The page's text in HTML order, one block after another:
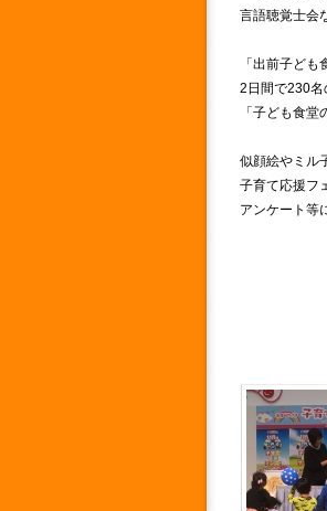
言語聴覚士会
「出前子ど
2日間で230名
「子ども食
似顔絵やミル
子育て応援フ
アンケート等